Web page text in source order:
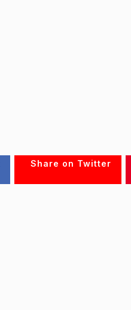
Share on Twitter